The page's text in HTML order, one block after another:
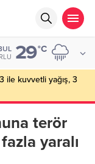
29°C
ile kuvvetli yağış, 3
terör
yaralı